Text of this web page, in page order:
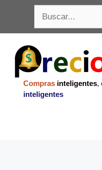
contenido
Compras inteligentes,
inteligentes